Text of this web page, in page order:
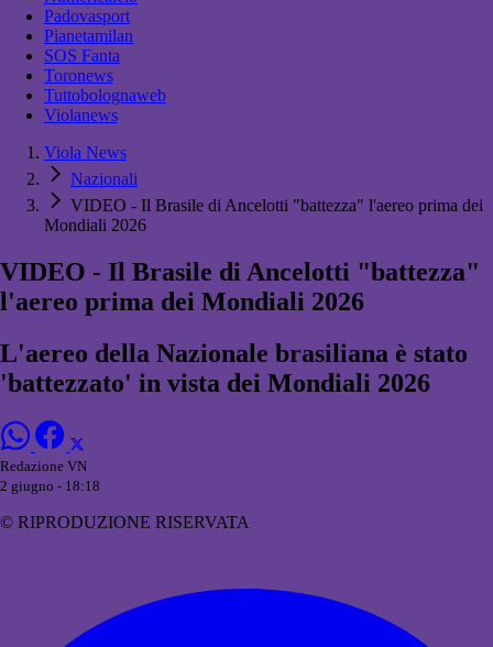
Padovasport
Pianetamilan
SOS Fanta
Toronews
Tuttobolognaweb
Violanews
Viola News
Nazionali
VIDEO - Il Brasile di Ancelotti "battezza" l'aereo prima dei
Mondiali 2026
VIDEO - Il Brasile di Ancelotti "battezza"
l'aereo prima dei Mondiali 2026
L'aereo della Nazionale brasiliana è stato
'battezzato' in vista dei Mondiali 2026
Redazione VN
2 giugno - 18:18
© RIPRODUZIONE RISERVATA